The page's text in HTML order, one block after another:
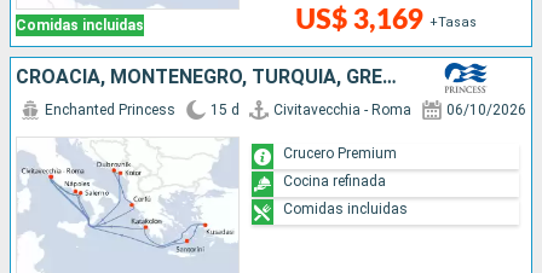
Comidas incluidas US$ 3,169 +Tasas
CROACIA, MONTENEGRO, TURQUÍA, GRECIA, ITALIA
Enchanted Princess 15 d Civitavecchia - Roma 06/10/2026
Crucero Premium
Cocina refinada
Comidas incluidas